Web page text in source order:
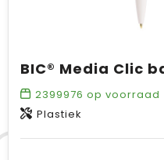
BIC® Media Clic
2399976 op voorraad
Plastiek